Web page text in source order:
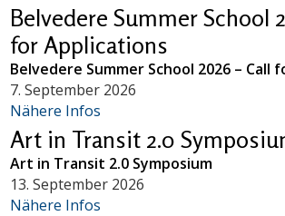
Belvedere Summer School
for Applications
Belvedere Summer School 2026 – Call
7. September 2026
Nähere Infos
Art in Transit 2.0
Art in Transit 2.0 Symposium
13. September 2026
Nähere Infos